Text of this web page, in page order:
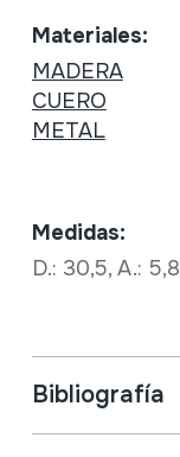
Materiales:
MADERA
CUERO
METAL
Medidas:
D.: 30,5, A.: 5,8
Bibliografía